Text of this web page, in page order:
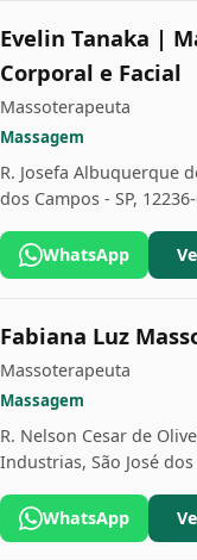
Evelin Tanaka |
Corporal e Facial
Massoterapeuta
Massagem
R. Josefa Albuquerque
dos Campos - SP,
WhatsApp
Fabiana Luz
Massoterapeuta
Massagem
R. Nelson Cesar de
Industrias, São José dos
WhatsApp